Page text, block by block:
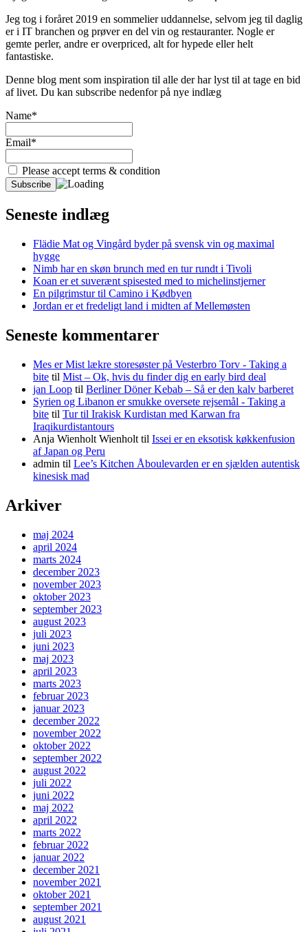
Jeg tog i foråret 2019 en sommelier uddannelse, selvom jeg til daglig
er i IT branchen og prøver en del vin og restauranter. Nogle er
gemte perler, andre er overpriced, alt for hypede eller helt
fantastiske.
Denne blog ment som inspiration til alle der har lyst til at tage en bid
af livet. Du kan subscribe nedenfor på nye indlæg
Name*
Email*
Please accept terms & condition
Seneste indlæg
Flädie Mat og Vingård byder på svensk vin og maximal
hygge
Nimb har en skøn brunch med en tur rundt i Tivoli
Koan er et suverænt spisested med to michelinstjerner
En pilgrimstur til Camino i Kødbyen
Jordan er et fredeligt land i midten af Mellemøsten
Seneste kommentarer
Mes er Mist lækre storesøster på Vesterbro Torv - Taking a
bite til Mist – Ok, hvis du finder dig en early bird deal
jan Loop til Berliner Döner Kebab – Så er den kalv barberet
Syrien og Libanon er smukke oversete rejsemål - Taking a
bite til Tur til Irakisk Kurdistan med Karwan fra
Iraqikurdistantours
Anja Wienholt Wienholt til Issei er en eksotisk køkkenfusion
af Japan og Peru
admin til Lee’s Kitchen Åboulevarden er en sjælden autentisk
kinesisk mad
Arkiver
maj 2024
april 2024
marts 2024
december 2023
november 2023
oktober 2023
september 2023
august 2023
juli 2023
juni 2023
maj 2023
april 2023
marts 2023
februar 2023
januar 2023
december 2022
november 2022
oktober 2022
september 2022
august 2022
juli 2022
juni 2022
maj 2022
april 2022
marts 2022
februar 2022
januar 2022
december 2021
november 2021
oktober 2021
september 2021
august 2021